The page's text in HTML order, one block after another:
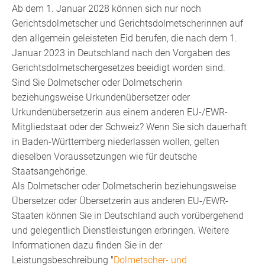
Ab dem 1. Januar 2028 können sich nur noch
Gerichtsdolmetscher und Gerichtsdolmetscherinnen auf
den allgemein geleisteten Eid berufen, die nach dem 1.
Januar 2023 in Deutschland nach den Vorgaben des
Gerichtsdolmetschergesetzes beeidigt worden sind.
Sind Sie Dolmetscher oder Dolmetscherin
beziehungsweise Urkundenübersetzer oder
Urkundenübersetzerin aus einem anderen EU-/EWR-
Mitgliedstaat oder der Schweiz? Wenn Sie sich dauerhaft
in Baden-Württemberg niederlassen wollen, gelten
dieselben Voraussetzungen wie für deutsche
Staatsangehörige.
Als Dolmetscher oder Dolmetscherin beziehungsweise
Übersetzer oder Übersetzerin aus anderen EU-/EWR-
Staaten können Sie in Deutschland auch vorübergehend
und gelegentlich Dienstleistungen erbringen. Weitere
Informationen dazu finden Sie in der
Leistungsbeschreibung "Dolmetscher- und